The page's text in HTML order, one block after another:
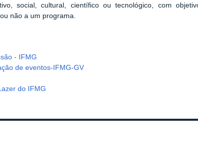
social, cultural, científico ou tecnológico, com
não a um programa.
- IFMG
de eventos-IFMG-GV
do IFMG